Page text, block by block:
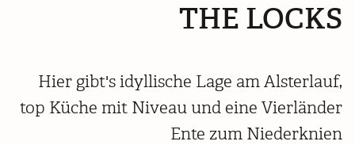
THE LOCKS
Hier gibt's idyllische Lage am Alsterlauf,
top Küche mit Niveau und eine Vierländer
Ente zum Niederknien